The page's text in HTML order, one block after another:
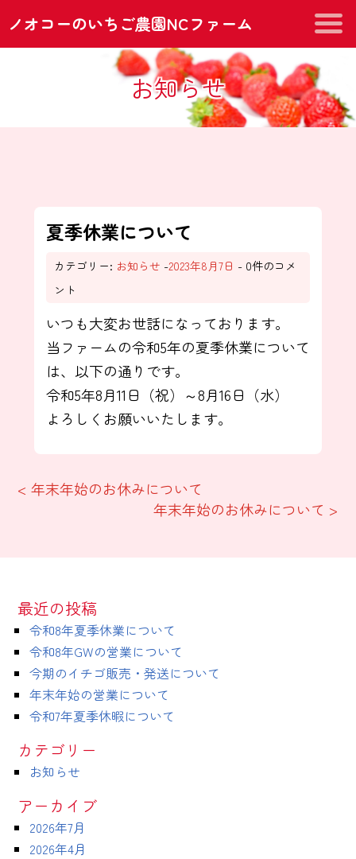
ノオコーのいちご農園NCファーム
お知らせ
夏季休業について
カテゴリー: お知らせ -2023年8月7日 - 0件のコメ
ント
いつも大変お世話になっております。
当ファームの令和5年の夏季休業について
は、以下の通りです。
令和5年8月11日（祝）～8月16日（水）
よろしくお願いいたします。
< 年末年始のお休みについて
年末年始のお休みについて >
最近の投稿
令和8年夏季休業について
令和8年GWの営業について
今期のイチゴ販売・発送について
年末年始の営業について
令和7年夏季休暇について
カテゴリー
お知らせ
アーカイブ
2026年7月
2026年4月